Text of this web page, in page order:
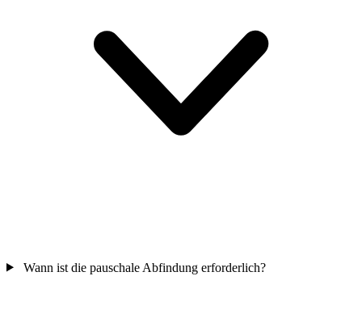
Wann ist die pauschale Abfindung erforderlich?